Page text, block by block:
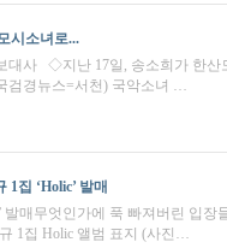
시소녀로...
대사 ◇지난 17일, 송소희가 한산
검경뉴스=서천) 국악소녀 …
집 ‘Holic’ 발매
발매무엇인가에 푹 빠져버린 입
1집 Holic 앨범 표지 (사진…